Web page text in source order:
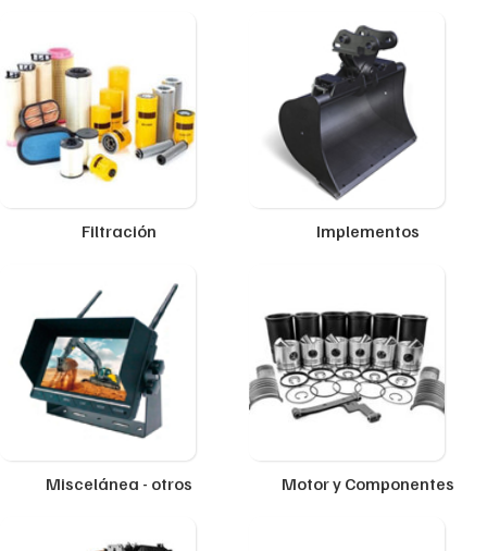
Filtración Implementos
Miscelánea - otros Motor y Componentes